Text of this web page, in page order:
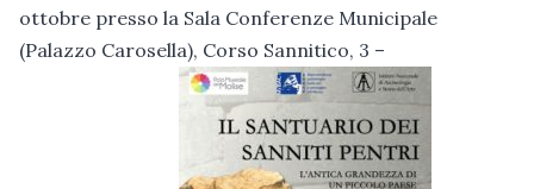
ottobre presso la Sala Conferenze Municipale
(Palazzo Carosella), Corso Sannitico, 3 –